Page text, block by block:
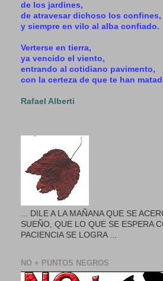
de los jardines,
de atravesar dichoso los confines,
y siempre en vilo al alba confiado.
Verterse en tierra,
ya vencido el viento,
entrando al cotidiano pavimento,
con la certeza de que te han
Rafael Alberti
... DILE A LA MAÑANA QUE SE
SUEÑO, QUE LO QUE SE ESPERA
PACIENCIA SE LOGRA ...
NO + PUNTOS NEGROS